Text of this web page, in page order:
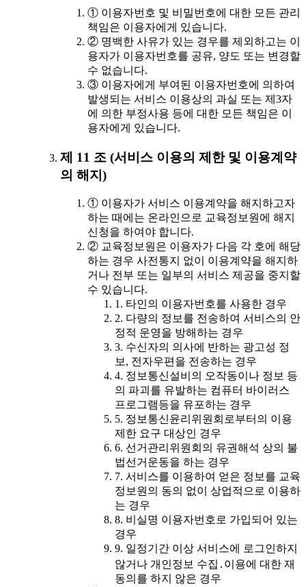
① 이용자번호 및 비밀번호에 대한 모든 관리
책임은 이용자에게 있습니다.
② 명백한 사유가 있는 경우를 제외하고는 이
용자가 이용자번호를 공유, 양도 또는 변경할
수 없습니다.
③ 이용자에게 부여된 이용자번호에 의하여
발생되는 서비스 이용상의 과실 또는 제3자
에 의한 부정사용 등에 대한 모든 책임은 이
용자에게 있습니다.
제 11 조 (서비스 이용의 제한 및 이용계약
의 해지)
① 이용자가 서비스 이용계약을 해지하고자
하는 때에는 온라인으로 교육정보원에 해지
신청을 하여야 합니다.
② 교육정보원은 이용자가 다음 각 호에 해당
하는 경우 사전통지 없이 이용계약을 해지하
거나 전부 또는 일부의 서비스 제공을 중지할
수 있습니다.
1. 타인의 이용자번호를 사용한 경우
2. 다량의 정보를 전송하여 서비스의 안
정적 운영을 방해하는 경우
3. 수신자의 의사에 반하는 광고성 정
보, 전자우편을 전송하는 경우
4. 정보통신설비의 오작동이나 정보 등
의 파괴를 유발하는 컴퓨터 바이러스
프로그램등을 유포하는 경우
5. 정보통신윤리위원회로부터의 이용
제한 요구 대상인 경우
6. 선거관리위원회의 유권해석 상의 불
법선거운동을 하는 경우
7. 서비스를 이용하여 얻은 정보를 교육
정보원의 동의 없이 상업적으로 이용하
는 경우
8. 비실명 이용자번호로 가입되어 있는
경우
9. 일정기간 이상 서비스에 로그인하지
않거나 개인정보 수집․이용에 대한 재
동의를 하지 않은 경우